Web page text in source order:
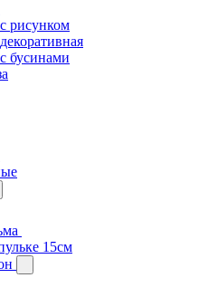
рисунком
бусинами
15см